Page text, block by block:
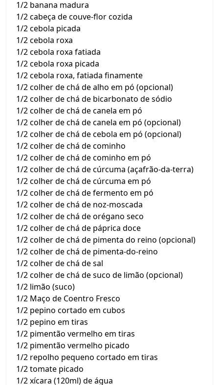
1/2 banana madura
1/2 cabeça de couve-flor cozida
1/2 cebola picada
1/2 cebola roxa
1/2 cebola roxa fatiada
1/2 cebola roxa picada
1/2 cebola roxa, fatiada finamente
1/2 colher de chá de alho em pó (opcional)
1/2 colher de chá de bicarbonato de sódio
1/2 colher de chá de canela em pó
1/2 colher de chá de canela em pó (opcional)
1/2 colher de chá de cebola em pó (opcional)
1/2 colher de chá de cominho
1/2 colher de chá de cominho em pó
1/2 colher de chá de cúrcuma (açafrão-da-terra)
1/2 colher de chá de cúrcuma em pó
1/2 colher de chá de fermento em pó
1/2 colher de chá de noz-moscada
1/2 colher de chá de orégano seco
1/2 colher de chá de páprica doce
1/2 colher de chá de pimenta do reino (opcional)
1/2 colher de chá de pimenta-do-reino
1/2 colher de chá de sal
1/2 colher de chá de suco de limão (opcional)
1/2 limão (suco)
1/2 Maço de Coentro Fresco
1/2 pepino cortado em cubos
1/2 pepino em tiras
1/2 pimentão vermelho em tiras
1/2 pimentão vermelho picado
1/2 repolho pequeno cortado em tiras
1/2 tomate picado
1/2 xícara (120ml) de água